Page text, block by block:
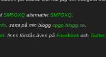
SM5GXQ alternativt SM7GXQ
, samt på min blogg cpgp.blogg.se
. finns förstås även på Facebook och Twitter.